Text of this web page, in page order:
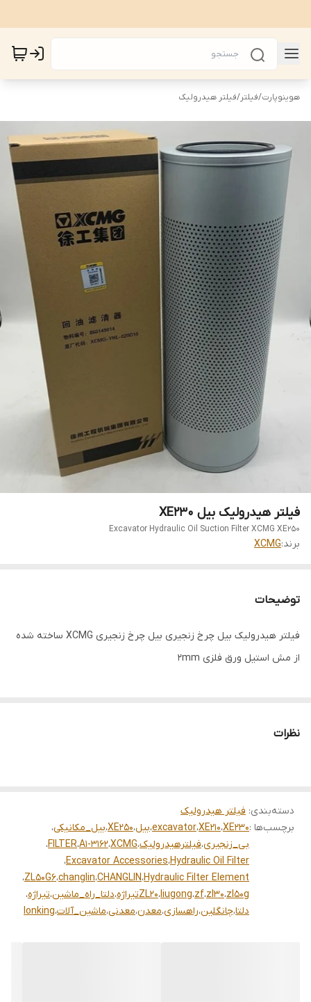
هوینوپارت/فیلتر/فیلتر هیدرولیک
فیلتر هیدرولیک بیل XE230
Excavator Hydraulic Oil Suction Filter XCMG XE250
برند:XCMG
توضیحات
فیلتر هیدرولیک بیل چرخ زنجیری بیل چرخ زنجیری XCMG ساخته شده
از مش استیل ورق فلزی 2mm
نظرات
دسته‌بندی: فیلتر هیدرولیک
برچسب‌ها :XE230،XE210،excavator،بیل،XE250،بیل_مکانیکی،
بی_زنجیری،فیلترهیدرولیک،XCMG،A1-3162،FILTER،
Hydraulic Oil Filter،Excavator Accessories،
Hydraulic Filter Element،CHANGLIN،changlin،ZL50G6،
zl50g،zl30،zf،liugong،ZL20تیراژه ،دلتا_راه_ماشین،تیراژه،
دلتا،چانگلین،راهسازی،معدن،معدنی،ماشین_آلات،lonking